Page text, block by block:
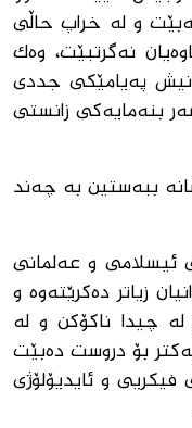
و لە خراپ حاڵی
نەگرتبێت، وەک
پەیامێکی جددی
بنەمایەکی زانستی
ببەستین بە چەند
ئیسلامی و عه‌لمانی
زیاتر دەکرێتەوە و
چیدا ناکۆکن و لە
بۆ دروست دەبێت
و ئایدیۆلۆژی